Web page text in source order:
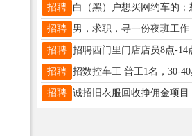
招聘
招聘
招聘
招聘
招聘